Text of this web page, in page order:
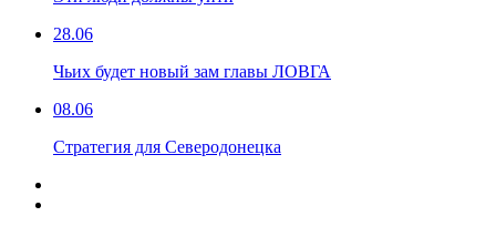
28.06
Чьих будет новый зам главы ЛОВГА
08.06
Стратегия для Северодонецка